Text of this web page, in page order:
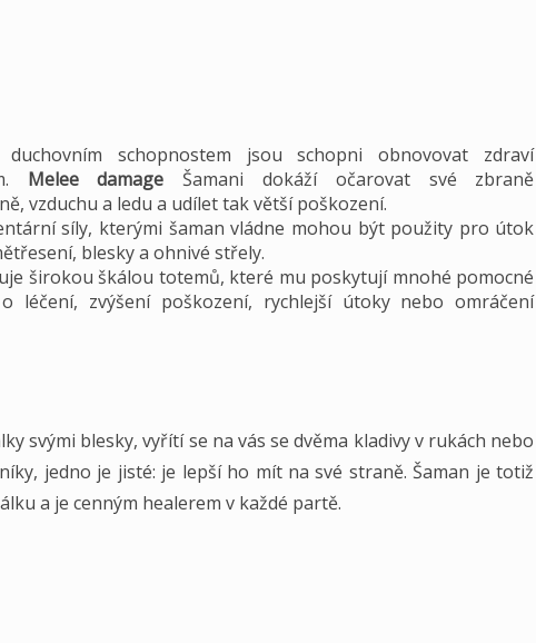
schopnostem jsou schopni obnovovat zdraví
Melee damage Šamani dokáží očarovat své zbraně
vzduchu a ledu a udílet tak větší poškození.
síly, kterými šaman vládne mohou být použity pro útok
blesky a ohnivé střely.
širokou škálou totemů, které mu poskytují mnohé pomocné
léčení, zvýšení poškození, rychlejší útoky nebo omráčení
svými blesky, vyřítí se na vás se dvěma kladivy v rukách nebo
jedno je jisté: je lepší ho mít na své straně. Šaman je totiž
a je cenným healerem v každé partě.